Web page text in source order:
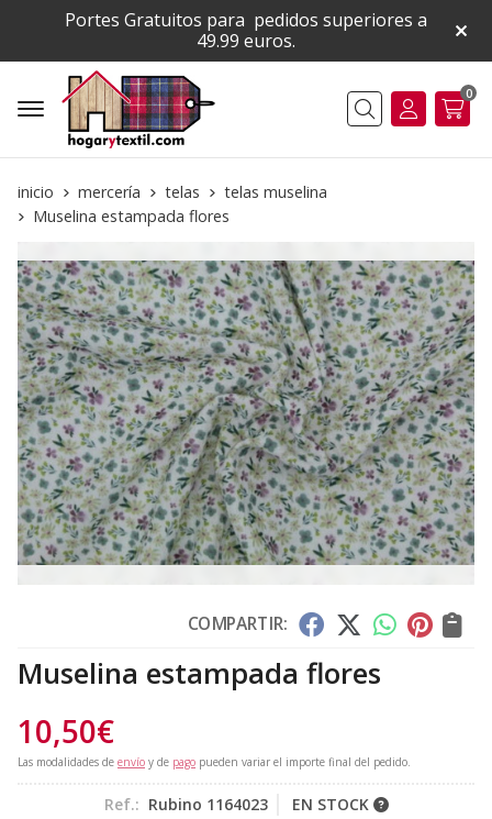
Portes Gratuitos para pedidos superiores a
49.99 euros.
Buscar
0
inicio mercería telas
telas muselina
Muselina estampada flores
COMPARTIR:
Muselina estampada flores
10,50€
Las modalidades de envío y de pago pueden variar el importe final del pedido.
Ref.: Rubino 1164023 EN STOCK